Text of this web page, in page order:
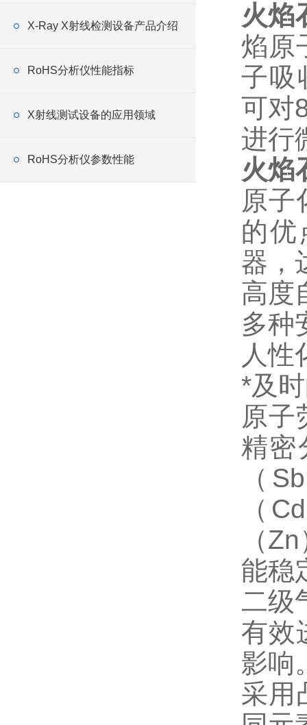
X-Ray X射线检测设备产品介绍
RoHS分析仪性能指标
X射线测试设备的应用领域
RoHS分析仪参数性能
火焰
焰原
子吸
可对
进行
火焰
原子
的优
器，
高度
多种
人性
*及
原子
精密
（
（
（
能稳
二级
有效
影响
采用